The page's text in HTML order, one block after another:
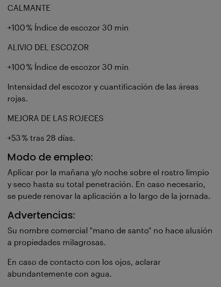
CALMANTE
+100 % Índice de escozor 30 min
ALIVIO DEL ESCOZOR
+100 % Índice de escozor 30 min
Intensidad del escozor y cuantificación de las áreas
rojas.
MEJORA DE LAS ROJECES
+53 % tras 28 días.
Modo de empleo:
Aplicar por la mañana y/o noche sobre el rostro limpio
y seco hasta su total penetración. En caso necesario,
se puede renovar la aplicación a lo largo de la jornada.
Advertencias:
Su nombre comercial "mano de santo" no hace alusión
a propiedades milagrosas.
En caso de contacto con los ojos, aclarar
abundantemente con agua.